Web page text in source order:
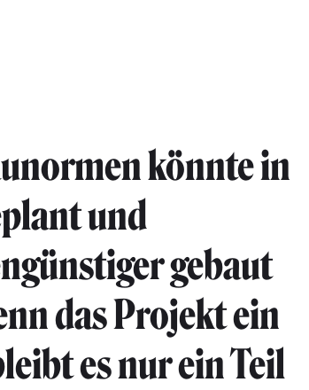
könnte in
und
gebaut
das Projekt ein
es nur ein Teil